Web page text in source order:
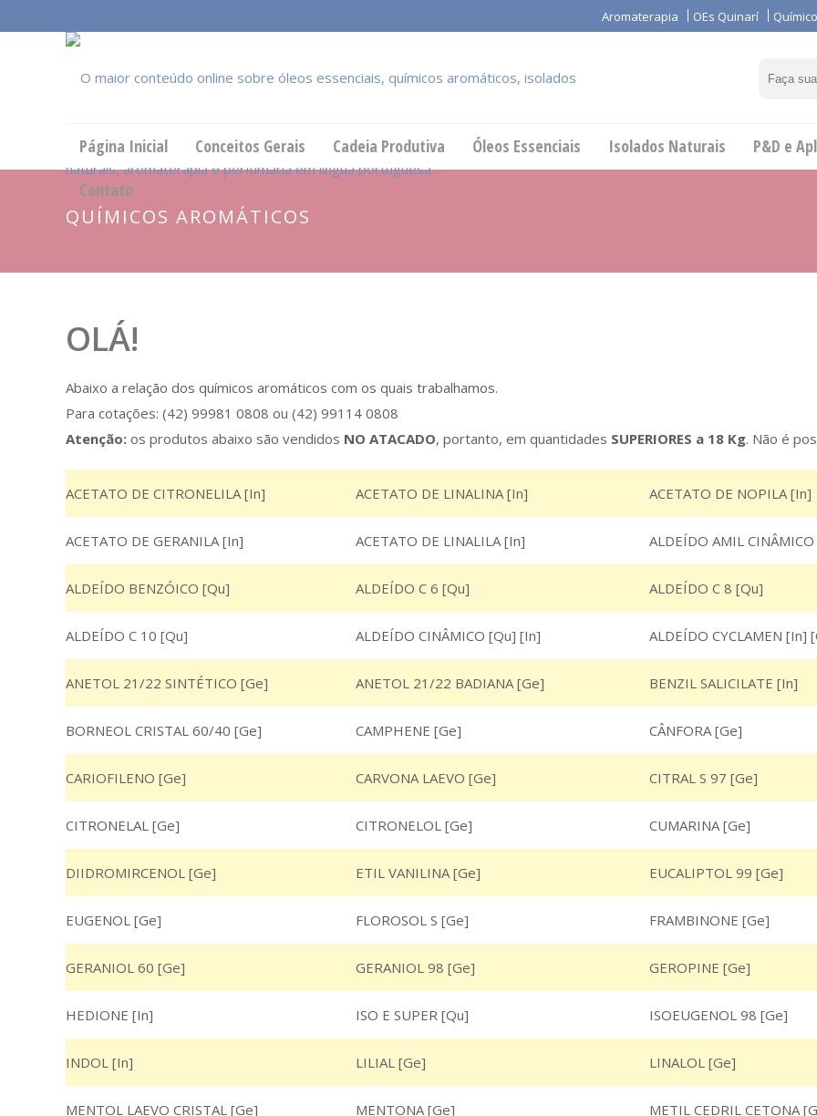
Aromaterapia OEs Quinarí
Página Inicial Conceitos Gerais Cadeia Produtiva Óleos Essenciais Isolados Naturais
P&D e
Contato
QUÍMICOS AROMÁTICOS
OLÁ!
Abaixo a relação dos químicos aromáticos com os quais trabalhamos.
Para cotações: (42) 99981 0808 ou (42) 99114 0808
Atenção: os produtos abaixo são vendidos NO ATACADO, portanto, em quantidades SUPERIORES a 18 Kg. Não é
ACETATO DE CITRONELILA [In] ACETATO DE LINALINA [In] ACETATO DE NOPILA [In]
ACETATO DE GERANILA [In] ACETATO DE LINALILA [In] ALDEÍDO AMIL
ALDEÍDO BENZÓICO [Qu] ALDEÍDO C 6 [Qu] ALDEÍDO C 8 [Qu]
ALDEÍDO C 10 [Qu] ALDEÍDO CINÂMICO [Qu] [In] ALDEÍDO CYCLAMEN [In]
ANETOL 21/22 SINTÉTICO [Ge] ANETOL 21/22 BADIANA [Ge] BENZIL SALICILATE [In]
BORNEOL CRISTAL 60/40 [Ge] CAMPHENE [Ge] CÂNFORA [Ge]
CARIOFILENO [Ge] CARVONA LAEVO [Ge] CITRAL S 97 [Ge]
CITRONELAL [Ge] CITRONELOL [Ge] CUMARINA [Ge]
DIIDROMIRCENOL [Ge] ETIL VANILINA [Ge] EUCALIPTOL 99 [Ge]
EUGENOL [Ge] FLOROSOL S [Ge] FRAMBINONE [Ge]
GERANIOL 60 [Ge] GERANIOL 98 [Ge] GEROPINE [Ge]
HEDIONE [In] ISO E SUPER [Qu] ISOEUGENOL 98 [Ge]
INDOL [In] LILIAL [Ge] LINALOL [Ge]
MENTOL LAEVO CRISTAL [Ge] MENTONA [Ge] METIL CEDRIL CETONA